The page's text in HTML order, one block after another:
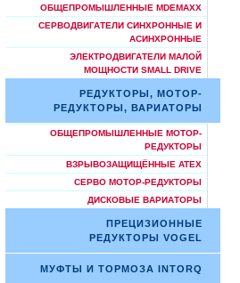
ОБЩЕПРОМЫШЛЕННЫЕ MDEMAXX
СЕРВОДВИГАТЕЛИ СИНХРОННЫЕ И
АСИНХРОННЫЕ
ЭЛЕКТРОДВИГАТЕЛИ МАЛОЙ
МОЩНОСТИ SMALL DRIVE
РЕДУКТОРЫ, МОТОР-
РЕДУКТОРЫ, ВАРИАТОРЫ
ОБЩЕПРОМЫШЛЕННЫЕ МОТОР-
РЕДУКТОРЫ
ВЗРЫВОЗАЩИЩЁННЫЕ ATEX
СЕРВО МОТОР-РЕДУКТОРЫ
ДИСКОВЫЕ ВАРИАТОРЫ
ПРЕЦИЗИОННЫЕ
РЕДУКТОРЫ VOGEL
МУФТЫ И ТОРМОЗА INTORQ